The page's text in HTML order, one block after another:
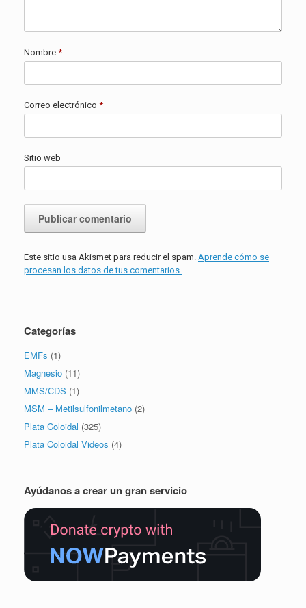
Nombre *
Correo electrónico *
Sitio web
Este sitio usa Akismet para reducir el spam. Aprende cómo se
procesan los datos de tus comentarios.
Categorías
EMFs (1)
Magnesio (11)
MMS/CDS (1)
MSM – Metilsulfonilmetano (2)
Plata Coloidal (325)
Plata Coloidal Videos (4)
Ayúdanos a crear un gran servicio